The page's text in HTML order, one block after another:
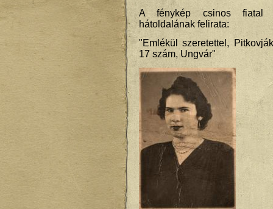
A fénykép csinos fiatal
hátoldalának felirata:
"Emlékül szeretettel,
17 szám, Ungvár"